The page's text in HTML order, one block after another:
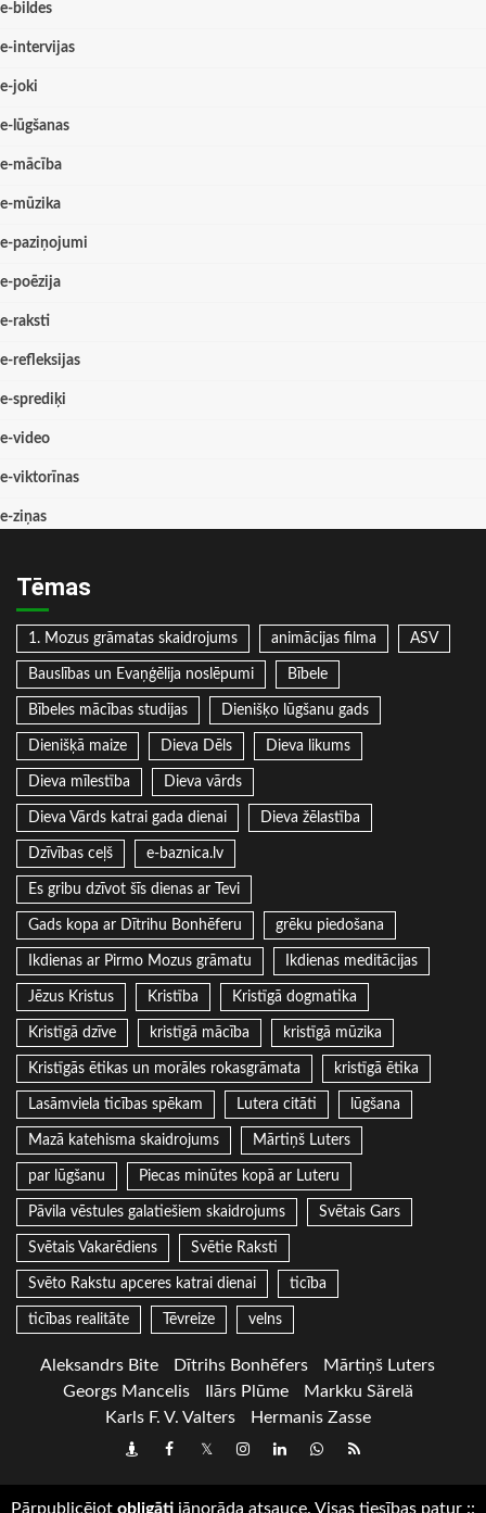
e-bildes
e-intervijas
e-joki
e-lūgšanas
e-mācība
e-mūzika
e-paziņojumi
e-poēzija
e-raksti
e-refleksijas
e-sprediķi
e-video
e-viktorīnas
e-ziņas
Tēmas
1. Mozus grāmatas skaidrojums animācijas filma ASV
Bauslības un Evaņģēlija noslēpumi Bībele
Bībeles mācības studijas Dienišķo lūgšanu gads
Dienišķā maize Dieva Dēls Dieva likums
Dieva mīlestība Dieva vārds
Dieva Vārds katrai gada dienai Dieva žēlastība
Dzīvības ceļš e-baznica.lv
Es gribu dzīvot šīs dienas ar Tevi
Gads kopa ar Dītrihu Bonhēferu grēku piedošana
Ikdienas ar Pirmo Mozus grāmatu Ikdienas meditācijas
Jēzus Kristus Kristība Kristīgā dogmatika
Kristīgā dzīve kristīgā mācība kristīgā mūzika
Kristīgās ētikas un morāles rokasgrāmata kristīgā ētika
Lasāmviela ticības spēkam Lutera citāti lūgšana
Mazā katehisma skaidrojums Mārtiņš Luters
par lūgšanu Piecas minūtes kopā ar Luteru
Pāvila vēstules galatiešiem skaidrojums Svētais Gars
Svētais Vakarēdiens Svētie Raksti
Svēto Rakstu apceres katrai dienai ticība
ticības realitāte Tēvreize velns
Aleksandrs Bite Dītrihs Bonhēfers
Mārtiņš Luters
Georgs Mancelis
Ilārs Plūme
Markku Särelä
Karls F. V. Valters
Hermanis Zasse
DraugiemFacebook
TwitterInstagram
LinkedInwhatsapp
RSS
Pārpublicējot obligāti jānorāda atsauce. Visas tiesības patur ::